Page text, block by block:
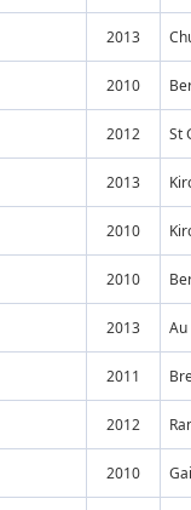
2013
2010
2012 St
2013
2010
2010
2013 Au
2011
2012
2010